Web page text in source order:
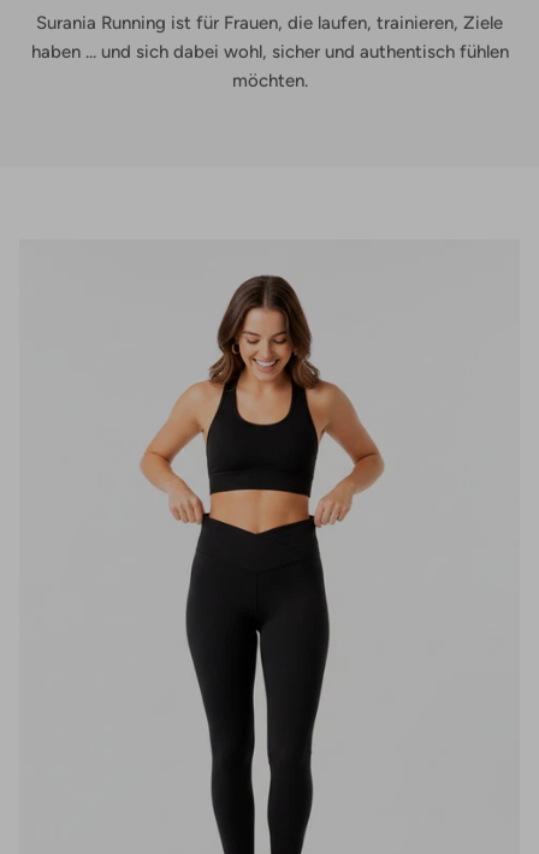
Surania Running ist für Frauen, die laufen, trainieren, Ziele
haben ... und sich dabei wohl, sicher und authentisch fühlen
möchten.